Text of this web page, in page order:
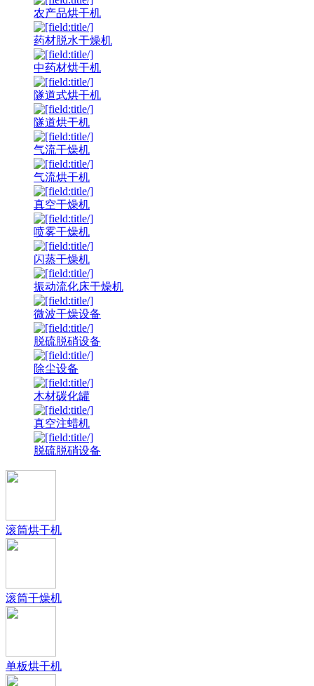
农产品烘干机
药材脱水干燥机
中药材烘干机
隧道式烘干机
隧道烘干机
气流干燥机
气流烘干机
真空干燥机
喷雾干燥机
闪蒸干燥机
振动流化床干燥机
微波干燥设备
脱硫脱硝设备
除尘设备
木材碳化罐
真空注蜡机
脱硫脱硝设备
滚筒烘干机
滚筒干燥机
单板烘干机